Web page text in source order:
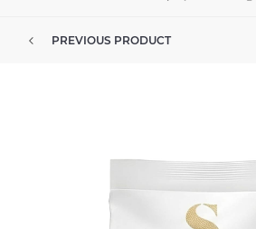
PREVIOUS PRODUCT